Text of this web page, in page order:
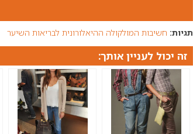
תגיות: חשיבות המולקולה ההיאלורונית לבריאות השיער
זה יכול לעניין אותך: